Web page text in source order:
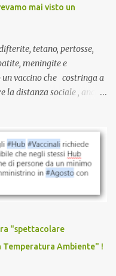
Non c’è presa in carico.
mai visto un
tetano, pertosse,
meningite e
vaccino che costringa a
la distanza sociale , anche
parlare di ricompense,
mai visto
fatto. Se non sei stato
di farti sentire una
un vaccino che minacci le
sussistenza, il lavoro o la
che permettesse a un
Dopo tutti i vaccini
"spettacolare
Temperatura Ambiente" !